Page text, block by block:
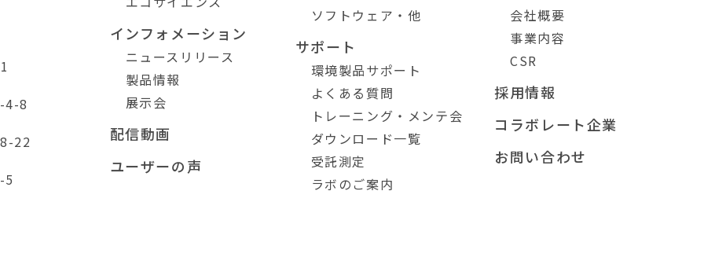
4-8
22
5
インフォメーション
ニュースリリース
製品情報
展示会
配信動画
ユーザーの声
ソフトウェア・他
サポート
環境製品サポート
よくある質問
トレーニング・メンテ会
ダウンロード一覧
受託測定
ラボのご案内
会社概要
事業内容
CSR
採用情報
コラボレート企業
お問い合わせ